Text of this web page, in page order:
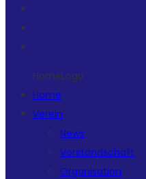
HomeLogo
Home
Verein
News
Vorstandschaft
Organisation